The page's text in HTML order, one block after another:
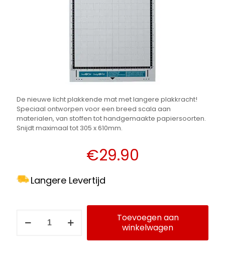
De nieuwe licht plakkende mat met langere plakkracht!
Speciaal ontworpen voor een breed scala aan
materialen, van stoffen tot handgemaakte papiersoorten.
Snijdt maximaal tot 305 x 610mm.
€29.90
Langere Levertijd
plakkende
Toevoegen aan
winkelwagen
Alternative: